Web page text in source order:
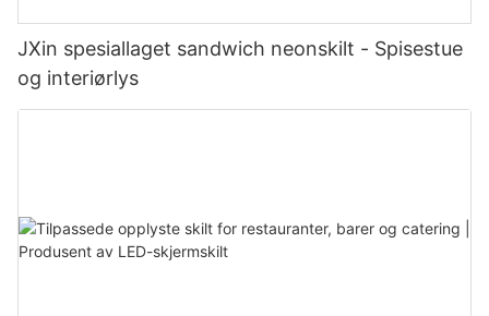
JXin spesiallaget sandwich neonskilt - Spisestue
og interiørlys